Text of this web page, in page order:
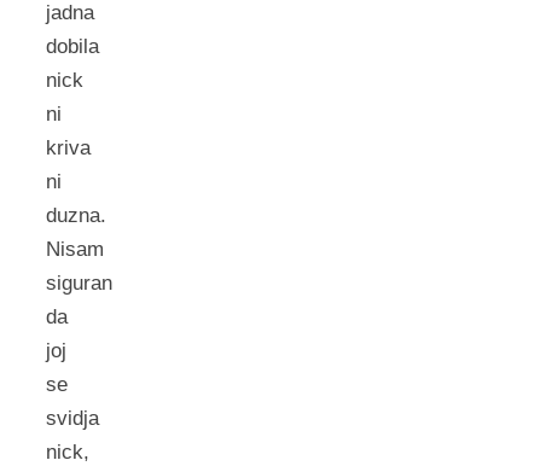
jadna
dobila
nick
ni
kriva
ni
duzna.
Nisam
siguran
da
joj
se
svidja
nick,